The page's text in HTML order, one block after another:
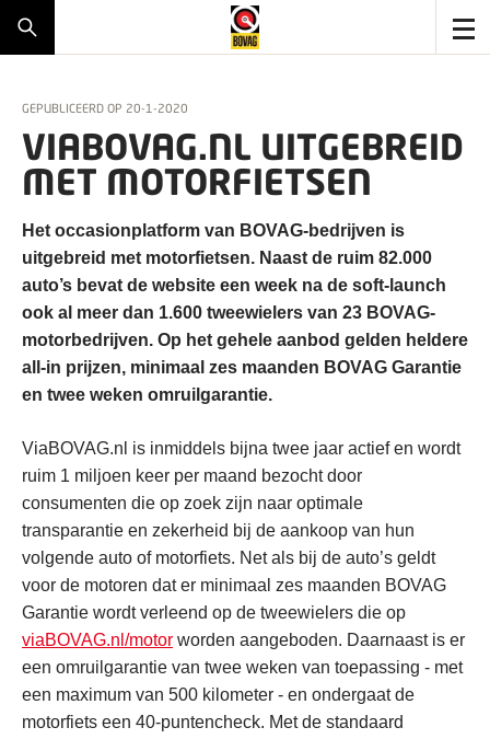
GEPUBLICEERD OP 20-1-2020
VIABOVAG.NL UITGEBREID
MET MOTORFIETSEN
Het occasionplatform van BOVAG-bedrijven is
uitgebreid met motorfietsen. Naast de ruim 82.000
auto’s bevat de website een week na de soft-launch
ook al meer dan 1.600 tweewielers van 23 BOVAG-
motorbedrijven. Op het gehele aanbod gelden heldere
all-in prijzen, minimaal zes maanden BOVAG Garantie
en twee weken omruilgarantie.
ViaBOVAG.nl is inmiddels bijna twee jaar actief en wordt
ruim 1 miljoen keer per maand bezocht door
consumenten die op zoek zijn naar optimale
transparantie en zekerheid bij de aankoop van hun
volgende auto of motorfiets. Net als bij de auto’s geldt
voor de motoren dat er minimaal zes maanden BOVAG
Garantie wordt verleend op de tweewielers die op
viaBOVAG.nl/motor worden aangeboden. Daarnaast is er
een omruilgarantie van twee weken van toepassing - met
een maximum van 500 kilometer - en ondergaat de
motorfiets een 40-puntencheck. Met de standaard